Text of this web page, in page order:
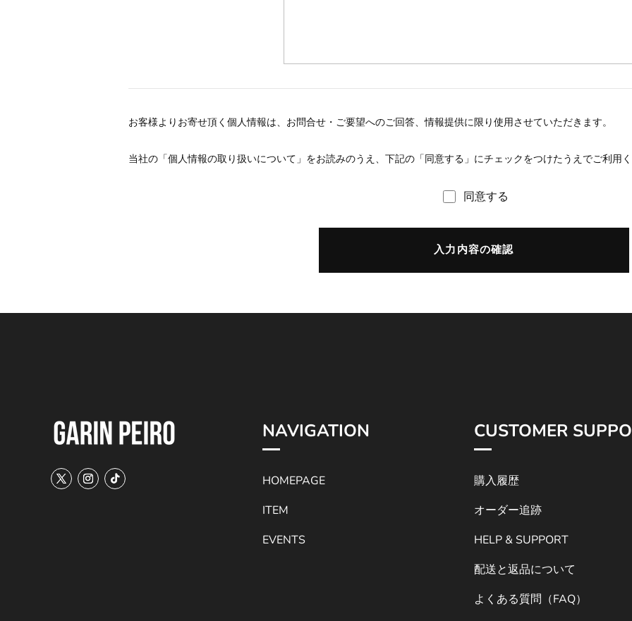
お客様よりお寄せ頂く個人情報は、お問合せ・ご要望へのご回答、情報提供に限り使用させていただきます。
当社の「個人情報の取り扱いについて」をお読みのうえ、下記の「同意する」にチェックをつけたうえでご利用
同意する
NAVIGATION
HOMEPAGE
ITEM
EVENTS
CUSTOMER
購入履歴
オーダー追跡
HELP & SUPPORT
配送と返品について
よくある質問（FAQ）